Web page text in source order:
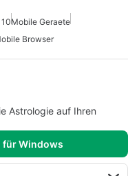
Mobile Geraete
Browser
Astrologie auf Ihren
für Windows